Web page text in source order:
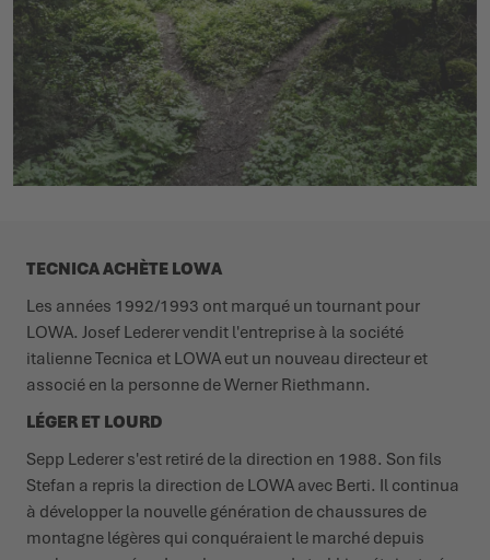
TECNICA ACHÈTE LOWA
Les années 1992/1993 ont marqué un tournant pour
LOWA. Josef Lederer vendit l'entreprise à la société
italienne Tecnica et LOWA eut un nouveau directeur et
associé en la personne de Werner Riethmann.
LÉGER ET LOURD
Sepp Lederer s'est retiré de la direction en 1988. Son fils
Stefan a repris la direction de LOWA avec Berti. Il continua
à développer la nouvelle génération de chaussures de
montagne légères qui conquéraient le marché depuis